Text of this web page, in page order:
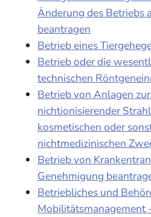
Änderung des Betriebs
beantragen
Betrieb eines
Betrieb oder die
technischen
Betrieb von Anlagen
nichtionisierender
kosmetischen oder
nichtmedizinischen
Betrieb von
Genehmigung
Betriebliches und
Mobilitätsmanagement